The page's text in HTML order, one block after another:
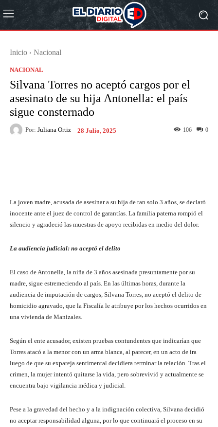
Inicio Nacional
NACIONAL
Silvana Torres no aceptó cargos por el
asesinato de su hija Antonella: el país
sigue consternado
Por: Juliana Ortiz 28 Julio, 2025 0
106
La joven madre, acusada de asesinar a su hija de tan solo 3 años, se declaró
inocente ante el juez de control de garantías. La familia paterna rompió el
silencio y agradeció las muestras de apoyo recibidas en medio del dolor.
La audiencia judicial: no aceptó el delito
El caso de Antonella, la niña de 3 años asesinada presuntamente por su
madre, sigue estremeciendo al país. En las últimas horas, durante la
audiencia de imputación de cargos, Silvana Torres, no aceptó el delito de
homicidio agravado, que la Fiscalía le atribuye por los hechos ocurridos en
una vivienda de Manizales.
Según el ente acusador, existen pruebas contundentes que indicarían que
Torres atacó a la menor con un arma blanca, al parecer, en un acto de ira
luego de que su expareja sentimental decidiera terminar la relación. Tras el
crimen, la mujer intentó quitarse la vida, pero sobrevivió y actualmente se
encuentra bajo vigilancia médica y judicial.
Pese a la gravedad del hecho y a la indignación colectiva, Silvana decidió
no aceptar responsabilidad alguna, por lo que continuará el proceso en su